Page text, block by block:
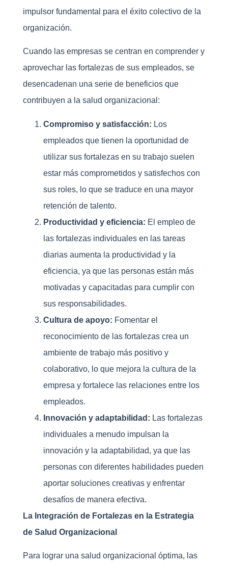
impulsor fundamental para el éxito colectivo de la
organización.
Cuando las empresas se centran en comprender y
aprovechar las fortalezas de sus empleados, se
desencadenan una serie de beneficios que
contribuyen a la salud organizacional:
Compromiso y satisfacción: Los
empleados que tienen la oportunidad de
utilizar sus fortalezas en su trabajo suelen
estar más comprometidos y satisfechos con
sus roles, lo que se traduce en una mayor
retención de talento.
Productividad y eficiencia: El empleo de
las fortalezas individuales en las tareas
diarias aumenta la productividad y la
eficiencia, ya que las personas están más
motivadas y capacitadas para cumplir con
sus responsabilidades.
Cultura de apoyo: Fomentar el
reconocimiento de las fortalezas crea un
ambiente de trabajo más positivo y
colaborativo, lo que mejora la cultura de la
empresa y fortalece las relaciones entre los
empleados.
Innovación y adaptabilidad: Las fortalezas
individuales a menudo impulsan la
innovación y la adaptabilidad, ya que las
personas con diferentes habilidades pueden
aportar soluciones creativas y enfrentar
desafíos de manera efectiva.
La Integración de Fortalezas en la Estrategia
de Salud Organizacional
Para lograr una salud organizacional óptima, las